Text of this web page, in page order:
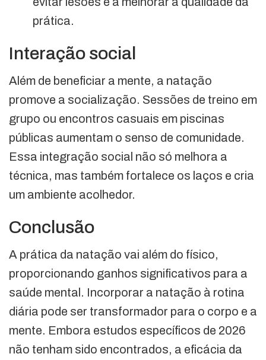
prática.
Interação social
Além de beneficiar a mente, a natação
promove a socialização. Sessões de treino em
grupo ou encontros casuais em piscinas
públicas aumentam o senso de comunidade.
Essa integração social não só melhora a
técnica, mas também fortalece os laços e cria
um ambiente acolhedor.
Conclusão
A prática da natação vai além do físico,
proporcionando ganhos significativos para a
saúde mental. Incorporar a natação à rotina
diária pode ser transformador para o corpo e a
mente. Embora estudos específicos de 2026
não tenham sido encontrados, a eficácia da